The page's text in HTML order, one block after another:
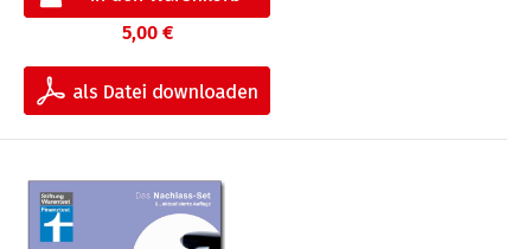
5,00 €